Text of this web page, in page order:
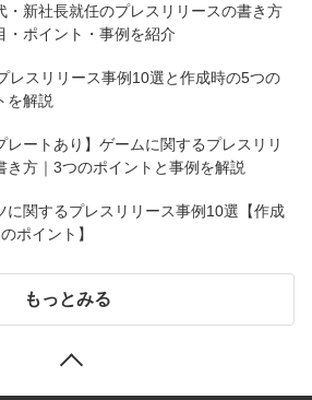
・新社長就任のプレスリリースの書き方
・ポイント・事例を紹介
レスリリース事例10選と作成時の5つの
を解説
レートあり】ゲームに関するプレスリリ
き方｜3つのポイントと事例を解説
に関するプレスリリース事例10選【作成
ポイント】
もっとみる